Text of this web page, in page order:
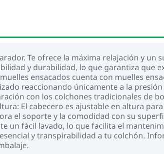
Te ofrece la máxima relajación y un
y durabilidad, lo que garantiza que
ensacados cuenta con muelles
reaccionando únicamente a la presión
con los colchones tradicionales de
El cabecero es ajustable en altura
el soporte y la comodidad con su
un fácil lavado, lo que facilita el
y transpirabilidad a tu colchón.